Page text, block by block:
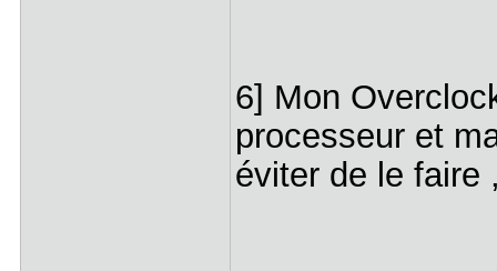
6] Mon
processeur et
éviter de le